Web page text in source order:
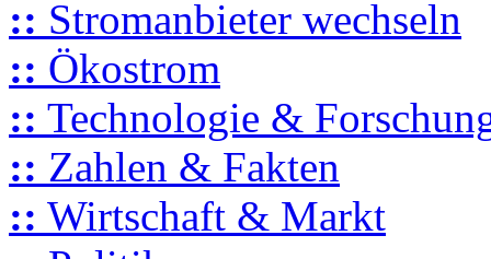
:: Stromanbieter wechseln
:: Ökostrom
:: Technologie &
:: Zahlen & Fakten
:: Wirtschaft & Markt